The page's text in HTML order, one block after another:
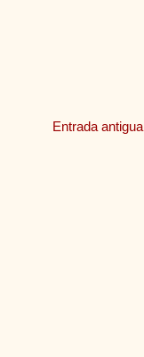
Entrada antigua